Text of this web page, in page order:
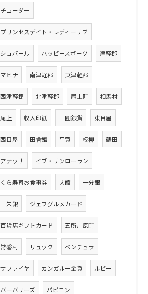
チューダー
プリンセスデイト・レディーサブ
ショパール ハッピースポーツ 津軽郡
マヒナ 南津軽郡 東津軽郡
西津軽郡 北津軽郡 尾上町 相馬村
尾上 収入印紙 一圓銀貨 東目屋
西目屋 田舎館 平賀 板柳 鶴田
アテッサ イブ・サンローラン
くら寿司お食事券 大館 一分銀
一朱銀 ジェフグルメカード
百貨店ギフトカード 五所川原町
常磐村 リュック ベンチュラ
サファイヤ カンガルー金貨 ルビー
バーバリーズ パピヨン